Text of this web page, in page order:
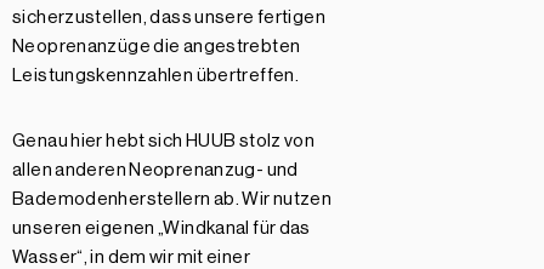
sicherzustellen, dass unsere fertigen
Neoprenanzüge die angestrebten
Leistungskennzahlen übertreffen.
Genau hier hebt sich HUUB stolz von
allen anderen Neoprenanzug- und
Bademodenherstellern ab. Wir nutzen
unseren eigenen „Windkanal für das
Wasser“, in dem wir mit einer